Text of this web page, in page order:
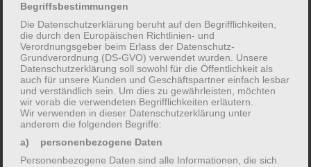
homöopathische Arznei passt zu all diesen Symptomen, und
es sind bei richtiger Arzneiwahl auch Veränderungen zum
Positiven hin in allen Bereichen zu erwarten.
Die Dauer des Erstgespräches beträgt etwa 1,5 – 2 Stunden,
die der Folgegespräche meist etwa eine halbe Stunde.
Was können Sie zu einer erfolgreichen
homöopathischen Behandlung beitragen?
Überlegen Sie, wie Sie Ihre Krankheitserscheinungen
möglichst genau und vollständig beschreiben können.
Begriffsbestimmungen
Die Datenschutzerklärung beruht auf den Begrifflichkeiten,
die durch den Europäischen Richtlinien- und
Verordnungsgeber beim Erlass der Datenschutz-
Grundverordnung (DS-GVO) verwendet wurden. Unsere
Datenschutzerklärung soll sowohl für die Öffentlichkeit als
auch für unsere Kunden und Geschäftspartner einfach lesbar
und verständlich sein. Um dies zu gewährleisten, möchten
wir vorab die verwendeten Begrifflichkeiten erläutern.
Wir verwenden in dieser Datenschutzerklärung unter
anderem die folgenden Begriffe:
a) personenbezogene Daten
Personenbezogene Daten sind alle Informationen, die sich